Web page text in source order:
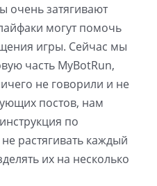
очень затягивают
могут помочь
игры. Сейчас мы
часть MyBotRun,
не говорили и не
постов, нам
по
растягивать каждый
их на несколько